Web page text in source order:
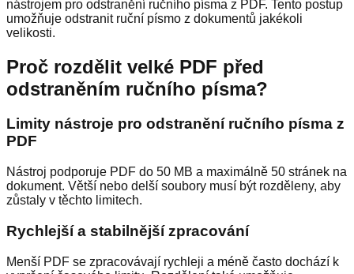
nástrojem pro odstranění ručního písma z PDF. Tento postup
umožňuje odstranit ruční písmo z dokumentů jakékoli
velikosti.
Proč rozdělit velké PDF před
odstraněním ručního písma?
Limity nástroje pro odstranění ručního písma z
PDF
Nástroj podporuje PDF do 50 MB a maximálně 50 stránek na
dokument. Větší nebo delší soubory musí být rozděleny, aby
zůstaly v těchto limitech.
Rychlejší a stabilnější zpracování
Menší PDF se zpracovávají rychleji a méně často dochází k